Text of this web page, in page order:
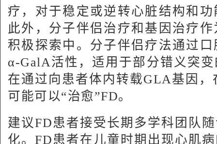
疗，对于稳定或逆转心脏结构和
此外，分子伴侣治疗和基因治疗
积极探索中。分子伴侣疗法通过
α-GalA活性，适用于部分错义突
在通过向患者体内转载GLA基因
可能可以“治愈”FD。
建议FD患者接受长期多学科团队
化。FD患者在儿童时期出现心肌